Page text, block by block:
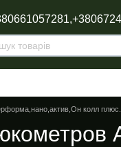
колл плюс.